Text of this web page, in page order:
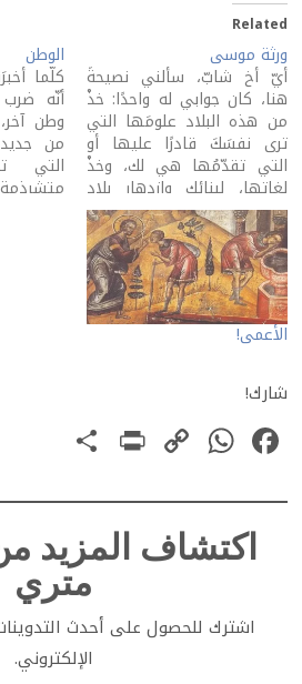
Related
ورثة موسى
أيّ أخ شابّ، سألني نصيحةً
هنا، كان جوابي له واحدًا: خذْ
من هذه البلاد علومَها التي
ترى نفسَكَ قادرًا عليها أو
التي تقدّمُها هي لك، وخذْ
لغاتها، لبنائك وازدهار بلاد
تنتظرك. لا تهتمّ بأيّ ثروة
أخرى تغري الناس. كلّنا،
مسافرين، ورثة موسى! أفترض
أنّك تبحث عن أصل جديد.
موسى مثلك.…
الوطن
كلّما
أنّه
وطن
من
التي
الأعمى!
شارك!
Facebook
WhatsApp
Copy
اكتشاف المزيد من
متري
اشترك للحصول على أحدث
الإلكتروني.